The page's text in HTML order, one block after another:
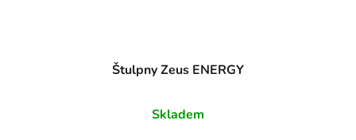
Štulpny Zeus ENERGY
Skladem